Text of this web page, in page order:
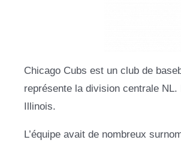
Chicago Cubs est un club de
représente la division centrale
Illinois.
L’équipe avait de nombreux